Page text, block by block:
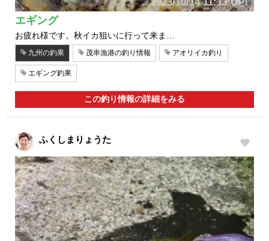
エギング
お疲れ様です。秋イカ狙いに行って来ま…
九州の釣果 茂串漁港の釣り情報 アオリイカ釣り
エギング釣果
この釣り情報の詳細をみる
ふくしまりょうた